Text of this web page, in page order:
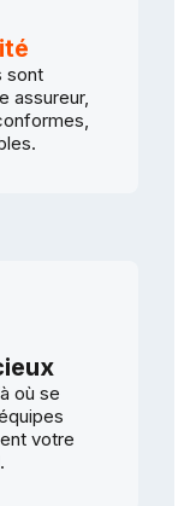
sont
assureur,
où se
votre